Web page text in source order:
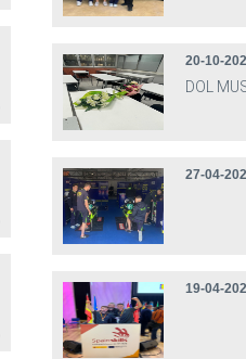
20-10-
DOL
27-04-
19-04-